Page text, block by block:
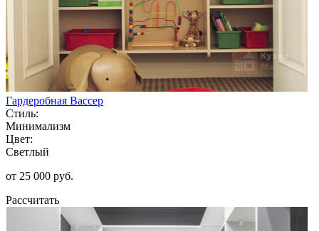
Гардеробная Вассер
Стиль:
Минимализм
Цвет:
Светлый
от 25 000 руб.
Рассчитать